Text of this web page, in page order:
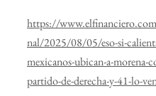
https://
nal/2025/08/05/eso-si-
mexicanos-ubican-a-morena-
partido-de-derecha-y-41-lo-